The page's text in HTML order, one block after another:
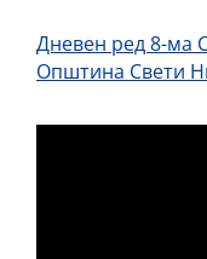
Дневен ред 8-ма
Општина Свети